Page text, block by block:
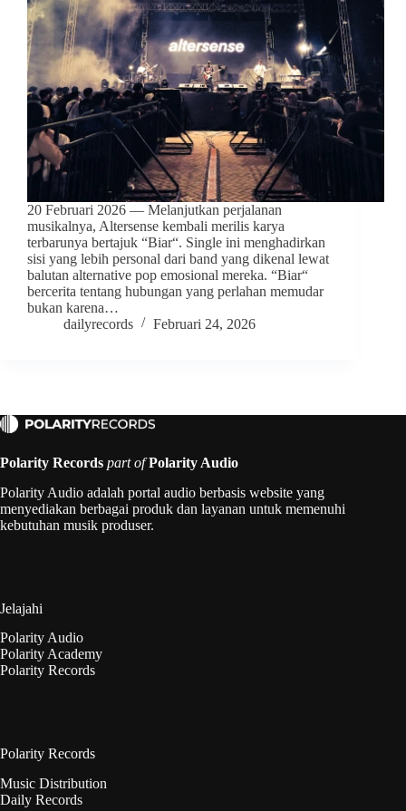
20 Februari 2026 — Melanjutkan perjalanan
musikalnya, Altersense kembali merilis karya
terbarunya bertajuk “Biar“. Single ini menghadirkan
sisi yang lebih personal dari band yang dikenal lewat
balutan alternative pop emosional mereka. “Biar“
bercerita tentang hubungan yang perlahan memudar
bukan karena…
dailyrecords
Februari 24, 2026
Polarity Records part of Polarity Audio
Polarity Audio adalah portal audio berbasis website yang
menyediakan berbagai produk dan layanan untuk memenuhi
kebutuhan musik produser.
Jelajahi
Polarity Audio
Polarity Academy
Polarity Records
Polarity Records
Music Distribution
Daily Records